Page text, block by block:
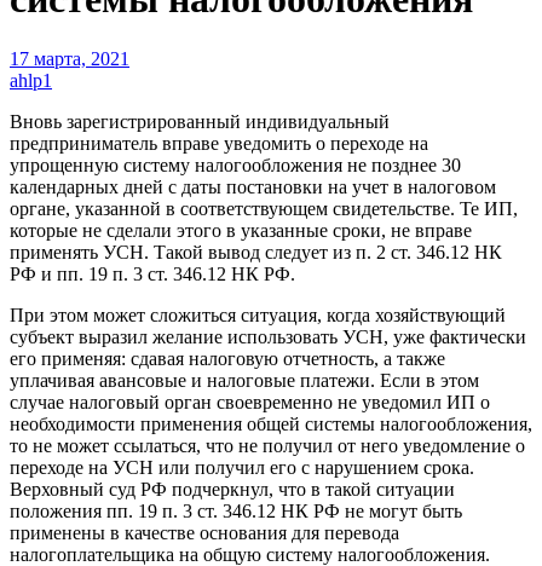
17 марта, 2021
ahlp1
Вновь зарегистрированный индивидуальный
предприниматель вправе уведомить о переходе на
упрощенную систему налогообложения не позднее 30
календарных дней с даты постановки на учет в налоговом
органе, указанной в соответствующем свидетельстве. Те ИП,
которые не сделали этого в указанные сроки, не вправе
применять УСН. Такой вывод следует из п. 2 ст. 346.12 НК
РФ и пп. 19 п. 3 ст. 346.12 НК РФ.
При этом может сложиться ситуация, когда хозяйствующий
субъект выразил желание использовать УСН, уже фактически
его применяя: сдавая налоговую отчетность, а также
уплачивая авансовые и налоговые платежи. Если в этом
случае налоговый орган своевременно не уведомил ИП о
необходимости применения общей системы налогообложения,
то не может ссылаться, что не получил от него уведомление о
переходе на УСН или получил его с нарушением срока.
Верховный суд РФ подчеркнул, что в такой ситуации
положения пп. 19 п. 3 ст. 346.12 НК РФ не могут быть
применены в качестве основания для перевода
налогоплательщика на общую систему налогообложения.